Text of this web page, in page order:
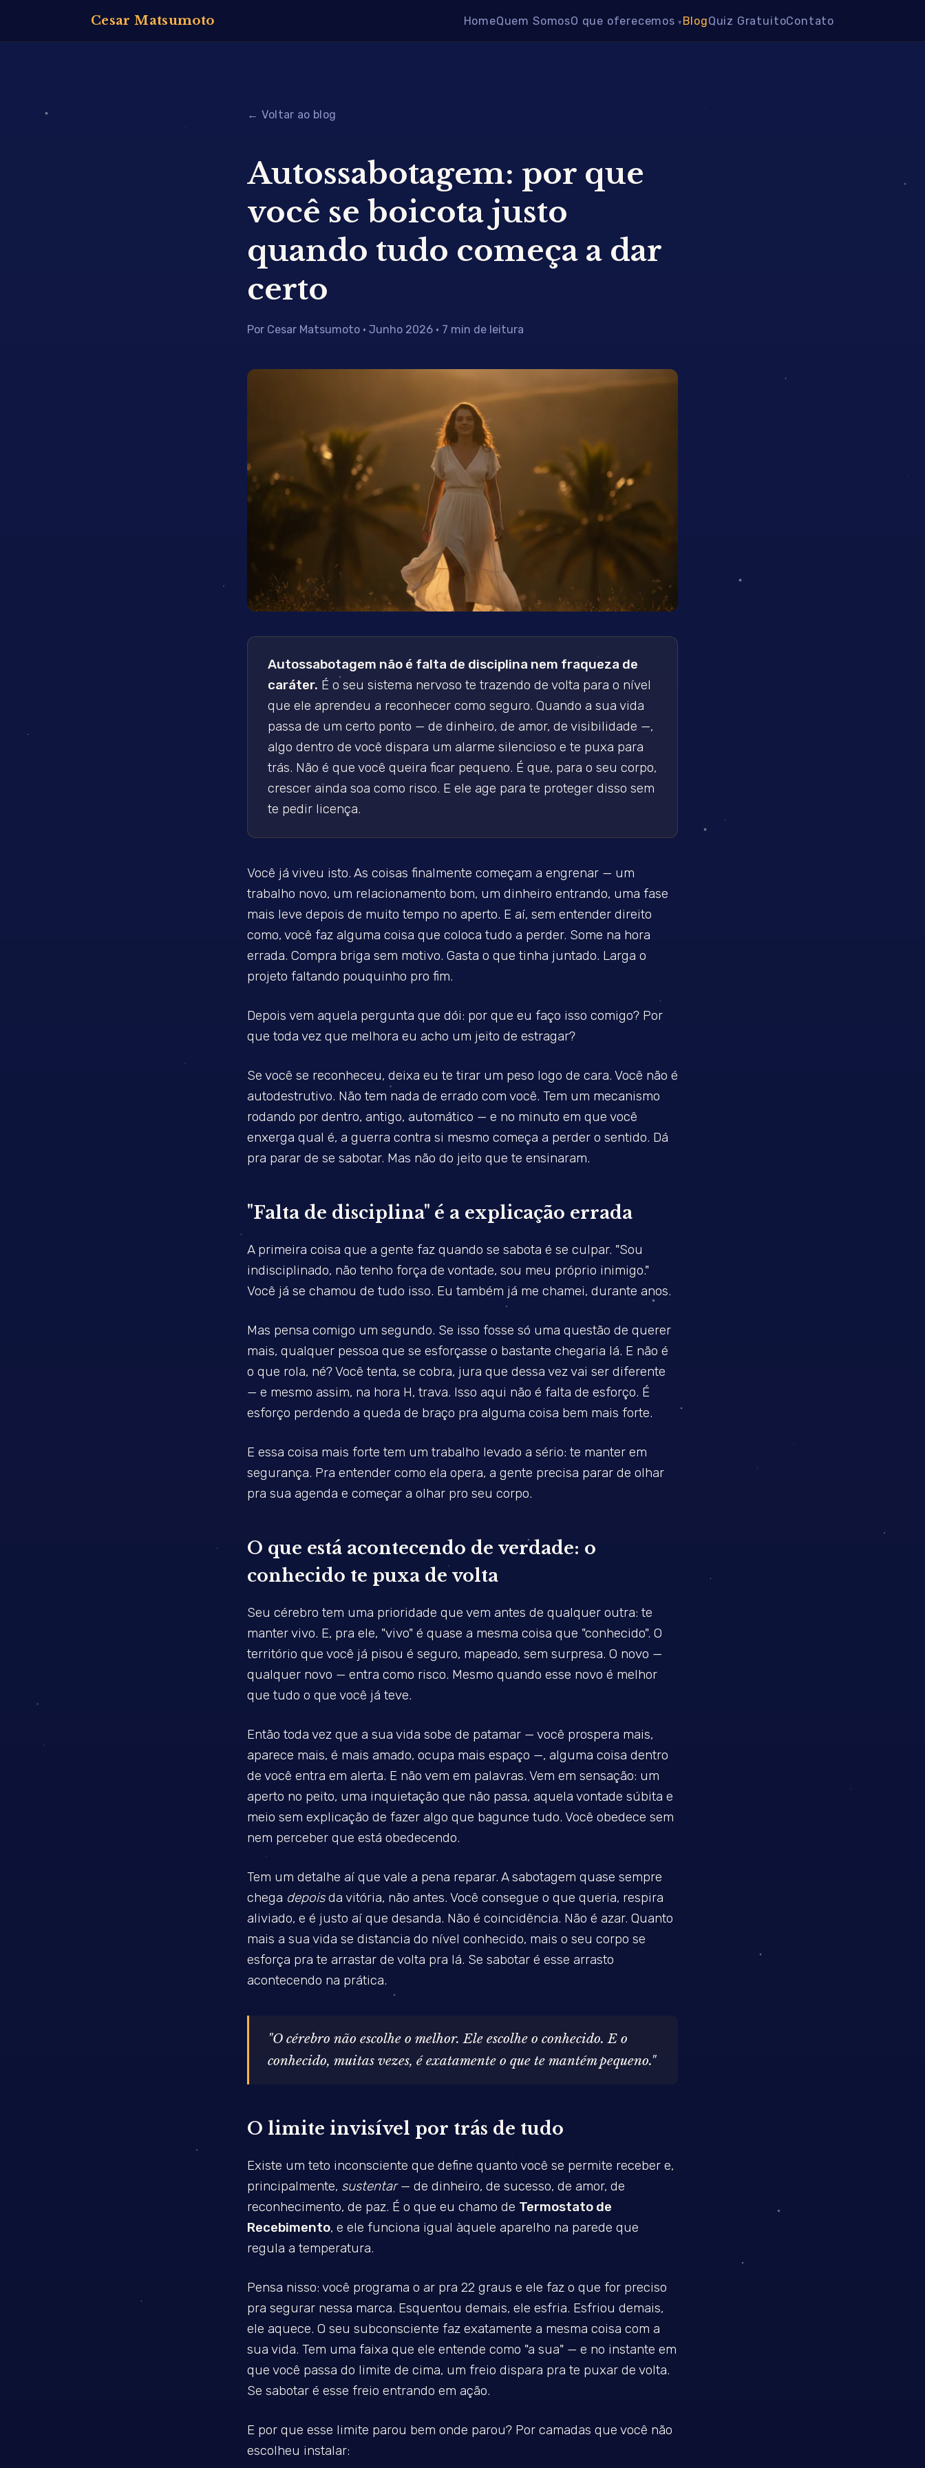
Cesar Matsumoto HomeQuem SomosO que oferecemos BlogQuiz GratuitoContato
← Voltar ao blog
Autossabotagem: por que
você se boicota justo
quando tudo começa a dar
certo
Por Cesar Matsumoto · Junho 2026 · 7 min de leitura
Autossabotagem não é falta de disciplina nem fraqueza de
caráter. É o seu sistema nervoso te trazendo de volta para o nível
que ele aprendeu a reconhecer como seguro. Quando a sua vida
passa de um certo ponto — de dinheiro, de amor, de visibilidade —,
algo dentro de você dispara um alarme silencioso e te puxa para
trás. Não é que você queira ficar pequeno. É que, para o seu corpo,
crescer ainda soa como risco. E ele age para te proteger disso sem
te pedir licença.
Você já viveu isto. As coisas finalmente começam a engrenar — um
trabalho novo, um relacionamento bom, um dinheiro entrando, uma fase
mais leve depois de muito tempo no aperto. E aí, sem entender direito
como, você faz alguma coisa que coloca tudo a perder. Some na hora
errada. Compra briga sem motivo. Gasta o que tinha juntado. Larga o
projeto faltando pouquinho pro fim.
Depois vem aquela pergunta que dói: por que eu faço isso comigo? Por
que toda vez que melhora eu acho um jeito de estragar?
Se você se reconheceu, deixa eu te tirar um peso logo de cara. Você não é
autodestrutivo. Não tem nada de errado com você. Tem um mecanismo
rodando por dentro, antigo, automático — e no minuto em que você
enxerga qual é, a guerra contra si mesmo começa a perder o sentido. Dá
pra parar de se sabotar. Mas não do jeito que te ensinaram.
"Falta de disciplina" é a explicação errada
A primeira coisa que a gente faz quando se sabota é se culpar. "Sou
indisciplinado, não tenho força de vontade, sou meu próprio inimigo."
Você já se chamou de tudo isso. Eu também já me chamei, durante anos.
Mas pensa comigo um segundo. Se isso fosse só uma questão de querer
mais, qualquer pessoa que se esforçasse o bastante chegaria lá. E não é
o que rola, né? Você tenta, se cobra, jura que dessa vez vai ser diferente
— e mesmo assim, na hora H, trava. Isso aqui não é falta de esforço. É
esforço perdendo a queda de braço pra alguma coisa bem mais forte.
E essa coisa mais forte tem um trabalho levado a sério: te manter em
segurança. Pra entender como ela opera, a gente precisa parar de olhar
pra sua agenda e começar a olhar pro seu corpo.
O que está acontecendo de verdade: o
conhecido te puxa de volta
Seu cérebro tem uma prioridade que vem antes de qualquer outra: te
manter vivo. E, pra ele, "vivo" é quase a mesma coisa que "conhecido". O
território que você já pisou é seguro, mapeado, sem surpresa. O novo —
qualquer novo — entra como risco. Mesmo quando esse novo é melhor
que tudo o que você já teve.
Então toda vez que a sua vida sobe de patamar — você prospera mais,
aparece mais, é mais amado, ocupa mais espaço —, alguma coisa dentro
de você entra em alerta. E não vem em palavras. Vem em sensação: um
aperto no peito, uma inquietação que não passa, aquela vontade súbita e
meio sem explicação de fazer algo que bagunce tudo. Você obedece sem
nem perceber que está obedecendo.
Tem um detalhe aí que vale a pena reparar. A sabotagem quase sempre
chega depoisda vitória, não antes. Você consegue o que queria, respira
aliviado, e é justo aí que desanda. Não é coincidência. Não é azar. Quanto
mais a sua vida se distancia do nível conhecido, mais o seu corpo se
esforça pra te arrastar de volta pra lá. Se sabotar é esse arrasto
acontecendo na prática.
"O cérebro não escolhe o melhor. Ele escolhe o conhecido. E o
conhecido, muitas vezes, é exatamente o que te mantém pequeno."
O limite invisível por trás de tudo
Existe um teto inconsciente que define quanto você se permite receber e,
principalmente, sustentar— de dinheiro, de sucesso, de amor, de
reconhecimento, de paz. É o que eu chamo de Termostato de
Recebimento, e ele funciona igual àquele aparelho na parede que
regula a temperatura.
Pensa nisso: você programa o ar pra 22 graus e ele faz o que for preciso
pra segurar nessa marca. Esquentou demais, ele esfria. Esfriou demais,
ele aquece. O seu subconsciente faz exatamente a mesma coisa com a
sua vida. Tem uma faixa que ele entende como "a sua" — e no instante em
que você passa do limite de cima, um freio dispara pra te puxar de volta.
Se sabotar é esse freio entrando em ação.
E por que esse limite parou bem onde parou? Por camadas que você não
escolheu instalar: